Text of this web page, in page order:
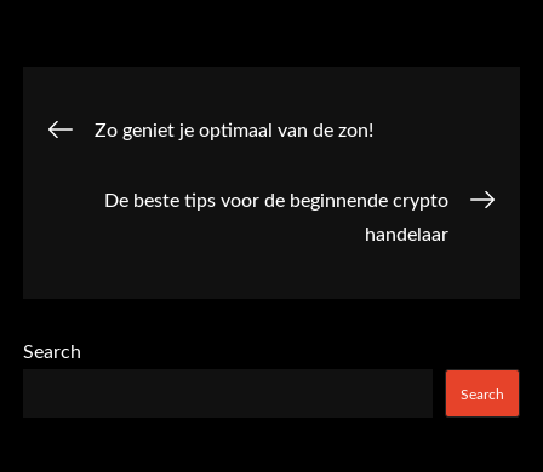
Post
navigation
Zo geniet je optimaal van de zon!
De beste tips voor de beginnende crypto
handelaar
Search
Search